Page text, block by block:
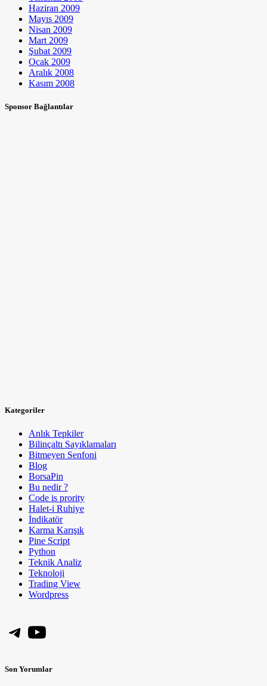
Haziran 2009
Mayıs 2009
Nisan 2009
Mart 2009
Şubat 2009
Ocak 2009
Aralık 2008
Kasım 2008
Sponsor Bağlantılar
Kategoriler
Anlık Tepkiler
Bilinçaltı Sayıklamaları
Bitmeyen Senfoni
Blog
BorsaPin
Bu nedir ?
Code is prority
Halet-i Ruhiye
İndikatör
Karma Karışık
Pine Script
Python
Teknik Analiz
Teknoloji
Trading View
Wordpress
Telegram
YouTube
Son Yorumlar